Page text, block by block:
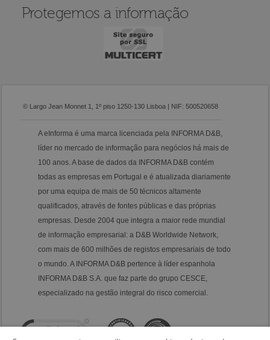
Protegemos a informação
© Largo Jean Monnet 1, 1º piso 1250-130 Lisboa | NIF: 500520658
A eInforma é uma marca licenciada pela INFORMA D&B,
líder no mercado de informação para negócios há mais de
100 anos. A base de dados da INFORMA D&B contém
todas as empresas em Portugal e é atualizada diariamente
por uma equipa de mais de 50 técnicos altamente
qualificados, através de fontes públicas e das próprias
empresas. Desde 2004 que integra a maior rede mundial
de informação empresarial: a D&B Worldwide Network,
com mais de 600 milhões de registos empresariais de todo
o mundo. A INFORMA D&B pertence à líder espanhola
INFORMA D&B S.A. que faz parte do grupo CESCE,
especializado na gestão integral do risco comercial.